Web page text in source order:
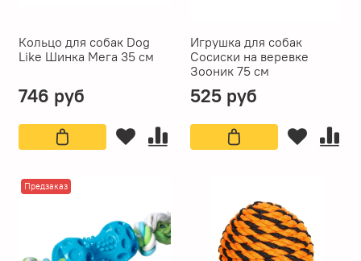
Кольцо для собак Dog
Like Шинка Мега 35 см
746 руб
Игрушка для собак
Сосиски на веревке
Зооник 75 см
525 руб
Предзаказ